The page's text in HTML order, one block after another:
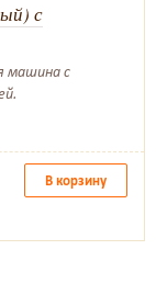
с
машина с
В корзину